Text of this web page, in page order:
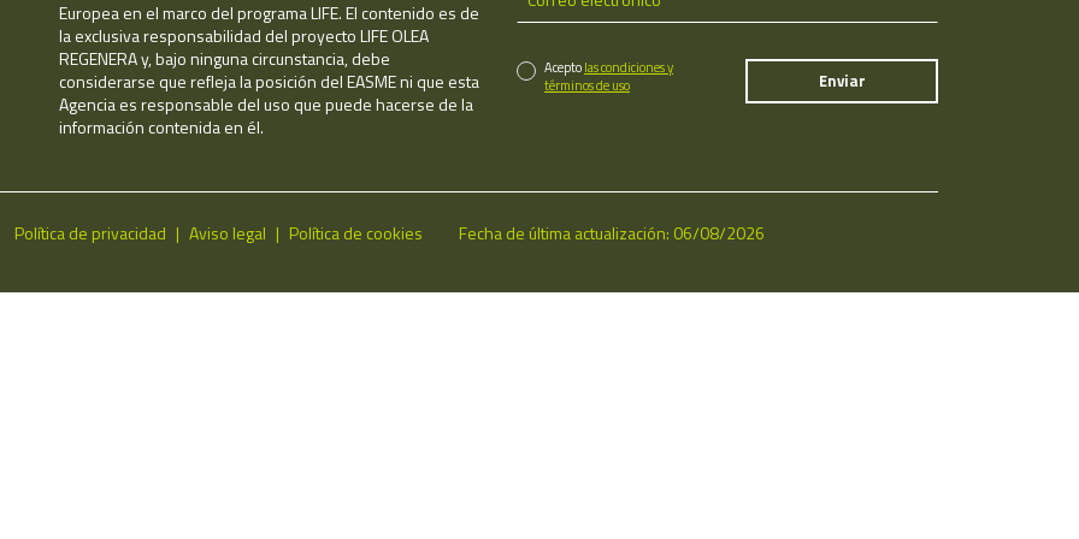
Europea en el marco del programa LIFE. El contenido es de
la exclusiva responsabilidad del proyecto LIFE OLEA
REGENERA y, bajo ninguna circunstancia, debe
considerarse que refleja la posición del EASME ni que esta
Agencia es responsable del uso que puede hacerse de la
información contenida en él.
Aceptolas condiciones y
términos de uso
Política de privacidad Aviso legal Política de cookies Fecha de última actualización: 06/08/2026